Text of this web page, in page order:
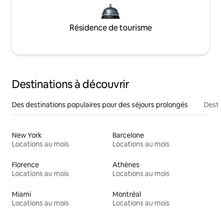
Résidence de tourisme
Destinations à découvrir
Des destinations populaires pour des séjours prolongés
New York
Locations au mois
Barcelone
Locations au mois
Florence
Locations au mois
Athènes
Locations au mois
Miami
Locations au mois
Montréal
Locations au mois